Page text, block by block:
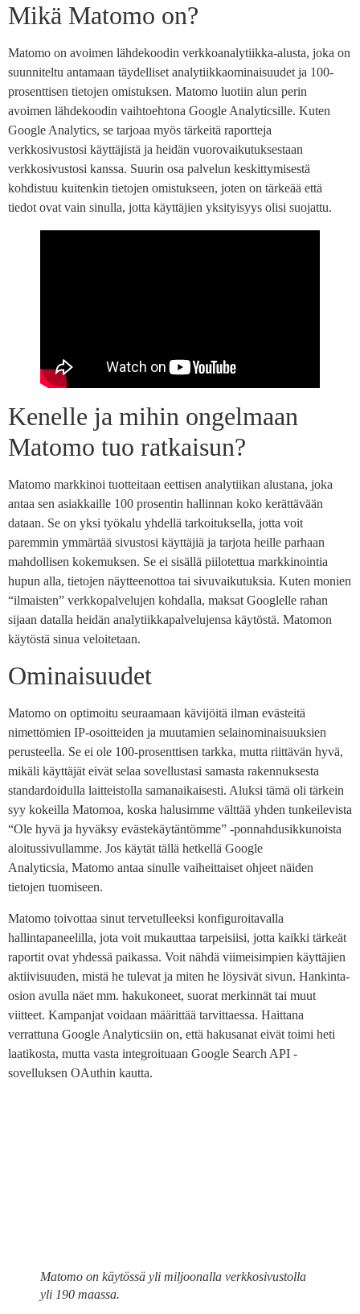
Mikä Matomo on?
Matomo on avoimen lähdekoodin verkkoanalytiikka-alusta, joka on
suunniteltu antamaan täydelliset analytiikkaominaisuudet ja 100-
prosenttisen tietojen omistuksen. Matomo luotiin alun perin
avoimen lähdekoodin vaihtoehtona Google Analyticsille. Kuten
Google Analytics, se tarjoaa myös tärkeitä raportteja
verkkosivustosi käyttäjistä ja heidän vuorovaikutuksestaan ​​
verkkosivustosi kanssa. Suurin osa palvelun keskittymisestä
kohdistuu kuitenkin tietojen omistukseen, joten on tärkeää että
tiedot ovat vain sinulla, jotta käyttäjien yksityisyys olisi suojattu.
Kenelle ja mihin ongelmaan
Matomo tuo ratkaisun?
Matomo markkinoi tuotteitaan eettisen analytiikan alustana, joka
antaa sen asiakkaille 100 prosentin hallinnan koko kerättävään
dataan. Se on yksi työkalu yhdellä tarkoituksella, jotta voit
paremmin ymmärtää sivustosi käyttäjiä ja tarjota heille parhaan
mahdollisen kokemuksen. Se ei sisällä piilotettua markkinointia
hupun alla, tietojen näytteenottoa tai sivuvaikutuksia. Kuten monien
“ilmaisten” verkkopalvelujen kohdalla, maksat Googlelle rahan
sijaan datalla heidän analytiikkapalvelujensa käytöstä. Matomon
käytöstä sinua veloitetaan.
Ominaisuudet
Matomo on optimoitu seuraamaan kävijöitä ilman evästeitä
nimettömien IP-osoitteiden ja muutamien selainominaisuuksien
perusteella. Se ei ole 100-prosenttisen tarkka, mutta riittävän hyvä,
mikäli käyttäjät eivät selaa sovellustasi samasta rakennuksesta
standardoidulla laitteistolla samanaikaisesti. Aluksi tämä oli tärkein
syy kokeilla Matomoa, koska halusimme välttää yhden tunkeilevista
“Ole hyvä ja hyväksy evästekäytäntömme” -ponnahdusikkunoista
aloitussivullamme. Jos käytät tällä hetkellä Google
Analyticsia, Matomo antaa sinulle vaiheittaiset ohjeet näiden
tietojen tuomiseen.
Matomo toivottaa sinut tervetulleeksi konfiguroitavalla
hallintapaneelilla, jota voit mukauttaa tarpeisiisi, jotta kaikki tärkeät
raportit ovat yhdessä paikassa. Voit nähdä viimeisimpien käyttäjien
aktiivisuuden, mistä he tulevat ja miten he löysivät sivun. Hankinta-
osion avulla näet mm. hakukoneet, suorat merkinnät tai muut
viitteet. Kampanjat voidaan määrittää tarvittaessa. Haittana
verrattuna Google Analyticsiin on, että hakusanat eivät toimi heti
laatikosta, mutta vasta integroituaan Google Search API -
sovelluksen OAuthin kautta.
Matomo on käytössä yli miljoonalla verkkosivustolla
yli 190 maassa.